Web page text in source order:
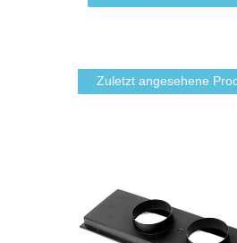
Zuletzt angesehene